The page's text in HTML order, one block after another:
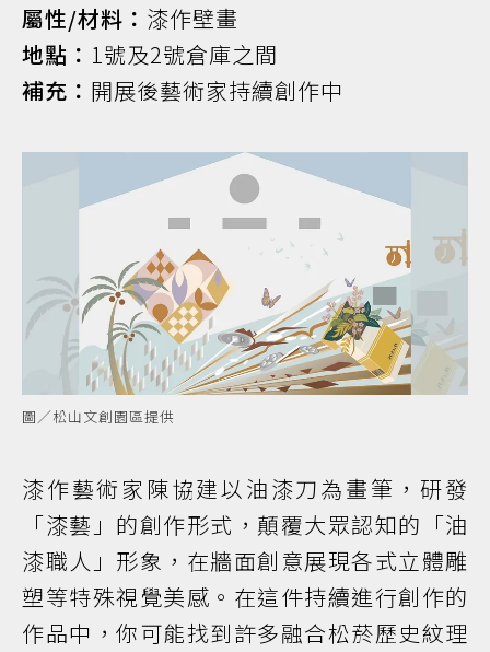
屬性/材料： 漆作壁畫
地點： 1號及2號倉庫之間
補充： 開展後藝術家持續創作中
圖／松山文創園區提供
漆作藝術家陳協建以油漆刀為畫筆，研發
「漆藝」的創作形式，顛覆大眾認知的「油
漆職人」形象，在牆面創意展現各式立體雕
塑等特殊視覺美感。在這件持續進行創作的
作品中，你可能找到許多融合松菸歷史紋理